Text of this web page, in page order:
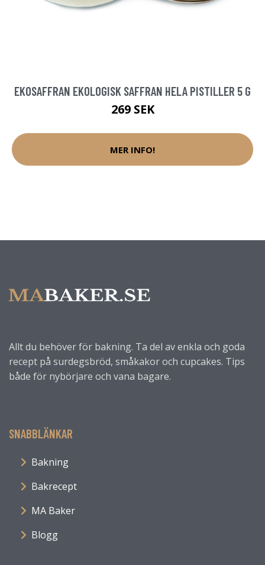
EKOSAFFRAN EKOLOGISK SAFFRAN HELA PISTILLER 5 G
269 SEK
MER INFO!
Allt du behöver för bakning. Ta del av enkla och goda
recept på surdegsbröd, småkakor och cupcakes. Tips
både för nybörjare och vana bagare.
SNABBLÄNKAR
Bakning
Bakrecept
MA Baker
Blogg